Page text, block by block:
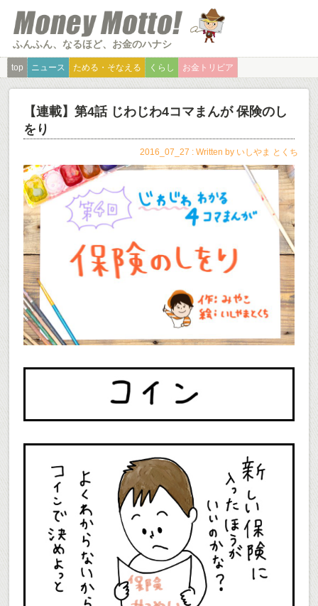
ふんふん、なるほど、お金のハナシ
top ニュース ためる・そなえる くらし お金トリビア
【連載】第4話 じわじわ4コマまんが 保険のし
をり
2016_07_27 : Written by いしやま とくち